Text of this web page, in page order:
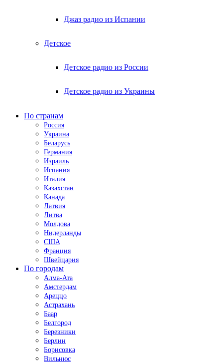
Джаз радио из Испании
Детское
Детское радио из России
Детское радио из Украины
По странам
Россия
Украина
Беларусь
Германия
Израиль
Испания
Италия
Казахстан
Канада
Латвия
Литва
Молдова
Нидерланды
США
Франция
Швейцария
По городам
Алма-Ата
Амстердам
Ареццо
Астрахань
Баар
Белгород
Березники
Берлин
Борисовка
Вильнюс